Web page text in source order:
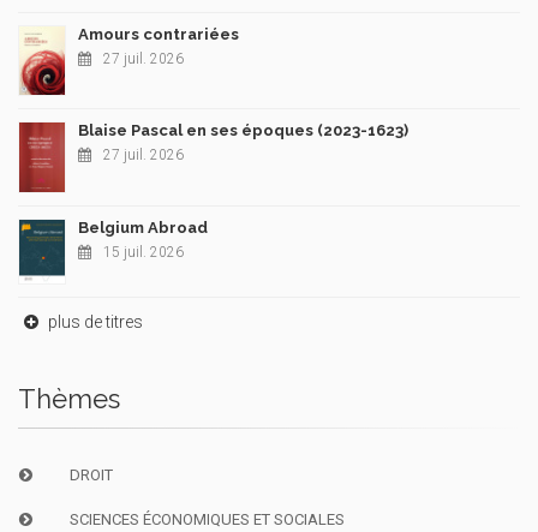
Amours contrariées
27 juil. 2026
Blaise Pascal en ses époques (2023-1623)
27 juil. 2026
Belgium Abroad
15 juil. 2026
plus de titres
Thèmes
DROIT
SCIENCES ÉCONOMIQUES ET SOCIALES